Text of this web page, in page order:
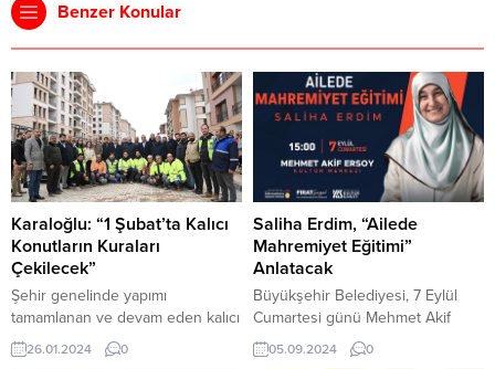
Benzer Konular
Karaloğlu: “1 Şubat’ta Kalıcı
Konutların Kuraları
Çekilecek”
Şehir genelinde yapımı
tamamlanan ve devam eden kalıcı
konutları yerinde inceleyen
İçişleri Bakan Yardımcısı Münir
26.01.2024 0
Saliha Erdim, “Ailede
Mahremiyet Eğitimi”
Anlatacak
Büyükşehir Belediyesi, 7 Eylül
Cumartesi günü Mehmet Akif
Ersoy Kültür Merkezi’nde Aile
Danışmanı – Yazar Saliha Erdim’in
05.09.2024 0